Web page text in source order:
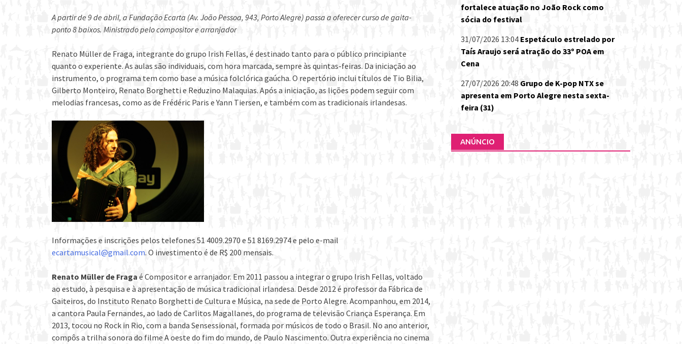
A partir de 9 de abril, a Fundação Ecarta (Av. João Pessoa, 943, Porto Alegre) passa a oferecer curso de gaita-
ponto 8 baixos. Ministrado pelo compositor e arranjador
​​Renato Müller de Fraga, integrante do grupo Irish Fellas, é destinado tanto para o público principiante
quanto o experiente. As aulas são individuais, com hora marcada, sempre às quintas-feiras. Da iniciação ao
instrumento, o programa tem como base a música folclórica gaúcha. O repertório inclui títulos de Tio Bilia,
Gilberto Monteiro, Renato Borghetti e Reduzino Malaquias. Após a iniciação, as lições podem seguir com
melodias francesas, como as de Frédéric Paris e Yann Tiersen, e também com as tradicionais irlandesas.
Informações e inscrições pelos telefones 51 4009.2970 e 51 8169.2974 e pelo e-mail
ecartamusical@gmail.com. O investimento é de R$ 200 mensais.
Renato Müller de Fraga é Compositor e arranjador. Em 2011 passou a integrar o grupo Irish Fellas, voltado
ao estudo, à pesquisa e à apresentação de música tradicional irlandesa. Desde 2012 é professor da Fábrica de
Gaiteiros, do Instituto Renato Borghetti de Cultura e Música, na sede de Porto Alegre. Acompanhou, em 2014,
a cantora Paula Fernandes, ao lado de Carlitos Magallanes, do programa de televisão Criança Esperança. Em
2013, tocou no Rock in Rio, com a banda Sensessional, formada por músicos de todo o Brasil. No ano anterior,
compôs a trilha sonora do filme A oeste do fim do mundo, de Paulo Nascimento. Outra experiência no cinema
fortalece atuação no João Rock como
sócia do festival
31/07/2026 13:04 Espetáculo estrelado por
Taís Araujo será atração do 33º POA em
Cena
27/07/2026 20:48 Grupo de K-pop NTX se
apresenta em Porto Alegre nesta sexta-
feira (31)
ANÚNCIO